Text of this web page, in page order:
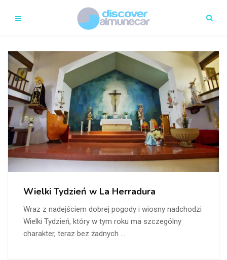
Wielki Tydzień w La Herradura
Wraz z nadejściem dobrej pogody i wiosny nadchodzi
Wielki Tydzień, który w tym roku ma szczególny
charakter, teraz bez żadnych ...